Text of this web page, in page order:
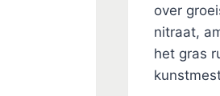
over
nitraat,
het gras